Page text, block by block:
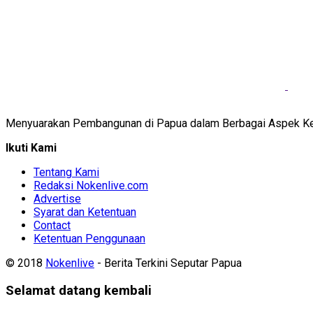
Menyuarakan Pembangunan di Papua dalam Berbagai Aspek
Ikuti Kami
Tentang Kami
Redaksi Nokenlive.com
Advertise
Syarat dan Ketentuan
Contact
Ketentuan Penggunaan
© 2018 Nokenlive - Berita Terkini Seputar Papua
Selamat datang kembali